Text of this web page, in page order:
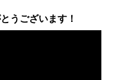
うございます！